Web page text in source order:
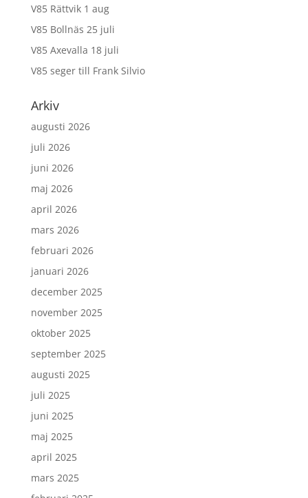
V85 Rättvik 1 aug
V85 Bollnäs 25 juli
V85 Axevalla 18 juli
V85 seger till Frank Silvio
Arkiv
augusti 2026
juli 2026
juni 2026
maj 2026
april 2026
mars 2026
februari 2026
januari 2026
december 2025
november 2025
oktober 2025
september 2025
augusti 2025
juli 2025
juni 2025
maj 2025
april 2025
mars 2025